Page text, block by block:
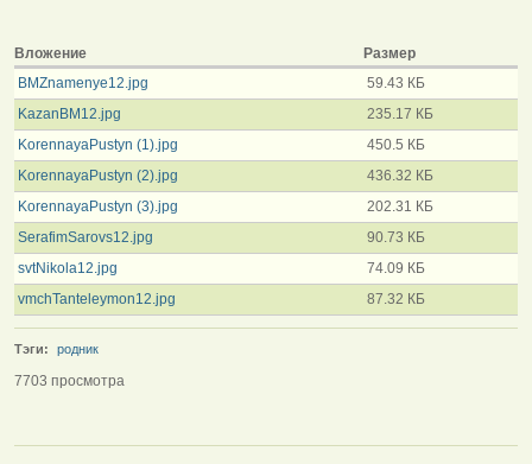
Вложение
Размер
BMZnamenye12.jpg
59.43 КБ
KazanBM12.jpg
235.17 КБ
KorennayaPustyn (1).jpg
450.5 КБ
KorennayaPustyn (2).jpg
436.32 КБ
KorennayaPustyn (3).jpg
202.31 КБ
SerafimSarovs12.jpg
90.73 КБ
svtNikola12.jpg
74.09 КБ
vmchTanteleymon12.jpg
87.32 КБ
Тэги: родник
7703 просмотра